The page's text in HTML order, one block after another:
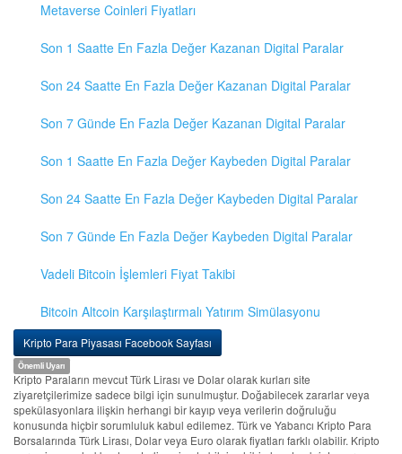
Metaverse Coinleri Fiyatları
Son 1 Saatte En Fazla Değer Kazanan Digital Paralar
Son 24 Saatte En Fazla Değer Kazanan Digital Paralar
Son 7 Günde En Fazla Değer Kazanan Digital Paralar
Son 1 Saatte En Fazla Değer Kaybeden Digital Paralar
Son 24 Saatte En Fazla Değer Kaybeden Digital Paralar
Son 7 Günde En Fazla Değer Kaybeden Digital Paralar
Vadeli Bitcoin İşlemleri Fiyat Takibi
Bitcoin Altcoin Karşılaştırmalı Yatırım Simülasyonu
Kripto Para Piyasası Facebook Sayfası
Önemli Uyarı
Kripto Paraların mevcut Türk Lirası ve Dolar olarak kurları site
ziyaretçilerimize sadece bilgi için sunulmuştur. Doğabilecek zararlar veya
spekülasyonlara ilişkin herhangi bir kayıp veya verilerin doğruluğu
konusunda hiçbir sorumluluk kabul edilemez. Türk ve Yabancı Kripto Para
Borsalarında Türk Lirası, Dolar veya Euro olarak fiyatları farklı olabilir. Kripto